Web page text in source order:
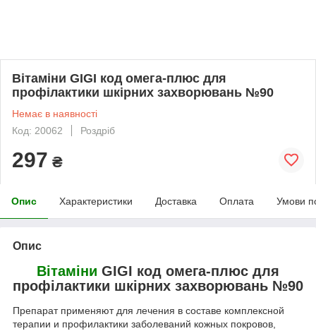
Вітаміни GIGI код омега-плюс для
профілактики шкірних захворювань №90
Немає в наявності
Код: 20062
Роздріб
297 ₴
Опис Характеристики Доставка Оплата Умови
Опис
Вітаміни GIGI код омега-плюс для
профілактики шкірних захворювань №90
Препарат применяют для лечения в составе комплексной
терапии и профилактики заболеваний кожных покровов,